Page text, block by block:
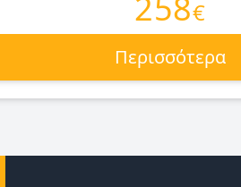
€
Περισσότερα